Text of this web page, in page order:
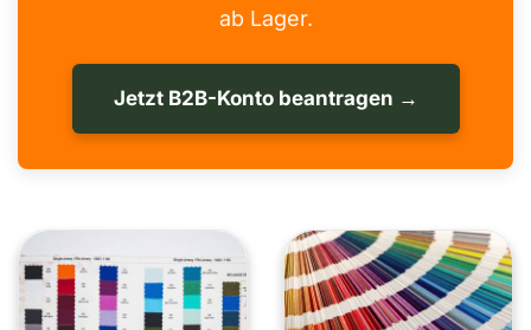
ab Lager.
Jetzt B2B-Konto beantragen →